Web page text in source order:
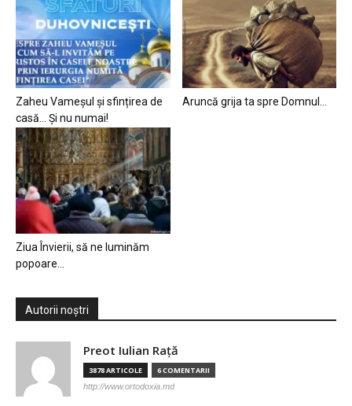
Zaheu Vameșul și sfințirea de
casă… Și nu numai!
Aruncă grija ta spre Domnul…
Ziua Învierii, să ne luminăm
popoare…
Autorii noștri
Preot Iulian Raţă
3878 ARTICOLE 6 COMENTARII
http://www.ortodoxia.md